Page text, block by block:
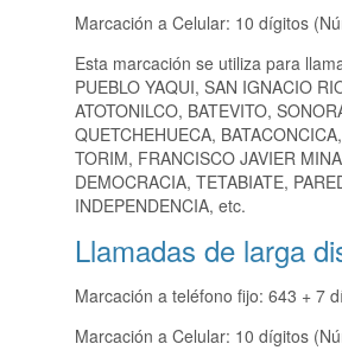
Marcación a Celular: 10 dígitos
Esta marcación se utiliza para
PUEBLO YAQUI, SAN IGNACIO
ATOTONILCO, BATEVITO,
QUETCHEHUECA,
TORIM, FRANCISCO JAVIER
DEMOCRACIA, TETABIATE,
INDEPENDENCIA, etc.
Llamadas de larga
Marcación a teléfono fijo: 643 + 7
Marcación a Celular: 10 dígitos